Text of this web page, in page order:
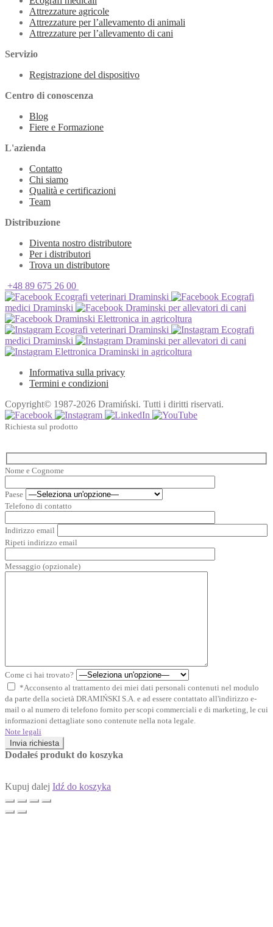
Attrezzature agricole
Attrezzature per l’allevamento di animali
Attrezzature per l’allevamento di cani
Servizio
Registrazione del dispositivo
Centro di conoscenza
Blog
Fiere e Formazione
L'azienda
Contatto
Chi siamo
Qualità e certificazioni
Team
Distribuzione
Diventa nostro distributore
Per i distributori
Trova un distributore
+48 89 675 26 00
Ecografi veterinari Draminski
Ecografi
medici Draminski
Draminski per allevatori di cani
Draminski Elettronica in agricoltura
Ecografi veterinari Draminski
Ecografi
medici Draminski
Draminski per allevatori di cani
Elettronica Draminski in agricoltura
Informativa sulla privacy
Termini e condizioni
Copyright© 1987-2026 Dramiński. Tutti i diritti riservati.
Richiesta sul prodotto
Nome e Cognome
Paese
Telefono di contatto
Indirizzo email
Ripeti indirizzo email
Messaggio (opzionale)
Come ci hai trovato?
*Acconsento al trattamento dei miei dati personali contenuti nel modulo
da parte della società DRAMIŃSKI S.A. e ad essere contattato all'indirizzo e-
mail o al numero di telefono fornito per scopi commerciali e di marketing, le cui
informazioni dettagliate sono contenute nella nota legale.
Note legali
Invia richiesta
Dodałeś produkt do koszyka
Kupuj dalej Idź do koszyka